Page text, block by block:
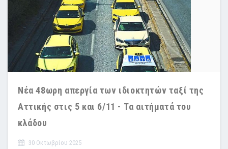
Νέα 48ωρη απεργία των ιδιοκτητών ταξί της
Αττικής στις 5 και 6/11 - Tα αιτήματά του
κλάδου
30 Οκτωβρίου 2025